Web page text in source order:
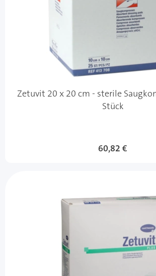
Zetuvit 20 x 20 cm - sterile
Stück
60,82 €